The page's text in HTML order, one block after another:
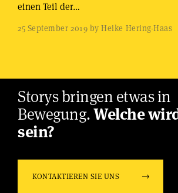
einen Teil der…
25 September 2019 by Heike Hering-Haas
Storys bringen etwas in
Bewegung.Welche
sein?
KONTAKTIEREN SIE UNS